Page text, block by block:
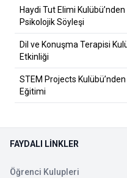
Haydi Tut Elimi
Psikolojik Söyleşi
Dil ve Konuşma Terapisi
Etkinliği
STEM Projects
Eğitimi
FAYDALI LINKLER
Öğrenci Kulupleri